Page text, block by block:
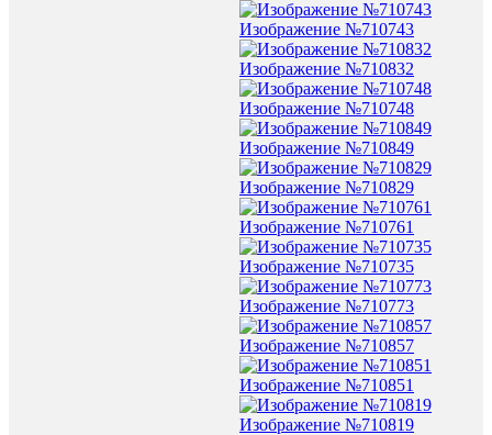
Изображение №710743
Изображение №710832
Изображение №710748
Изображение №710849
Изображение №710829
Изображение №710761
Изображение №710735
Изображение №710773
Изображение №710857
Изображение №710851
Изображение №710819